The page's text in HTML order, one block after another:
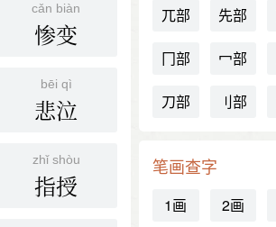
cǎn biàn
惨变
bēi qì
悲泣
zhǐ shòu
指授
兀部 先部
冂部 冖部
刀部 刂部
笔画查字
1画 2画